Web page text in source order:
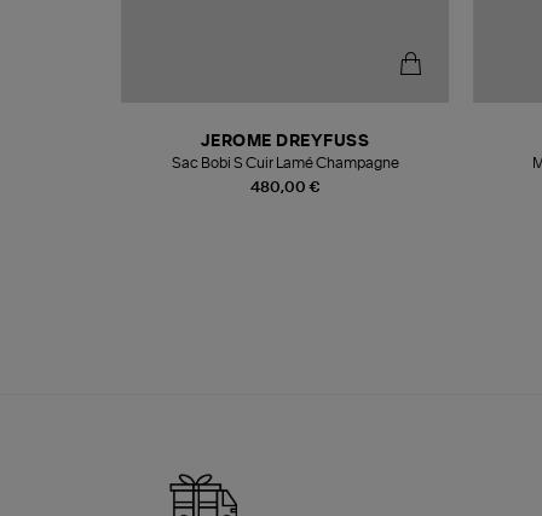
480,00 €
JEROME DREYFUSS
Sac Bobi S Cuir Lamé Champagne